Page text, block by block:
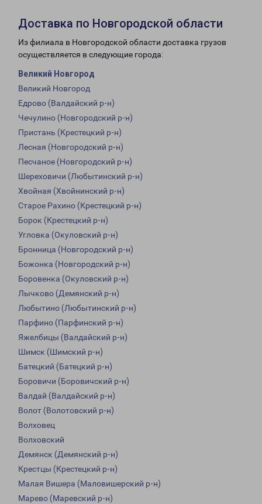
Доставка по Новгородской области
Из филиала в Новгородской области доставка грузов
осуществляется в следующие города:
Великий Новгород
Великий Новгород
Едрово (Валдайский р-н)
Чечулино (Новгородский р-н)
Пристань (Крестецкий р-н)
Лесная (Новгородский р-н)
Песчаное (Новгородский р-н)
Шереховичи (Любытинский р-н)
Хвойная (Хвойнинский р-н)
Старое Рахино (Крестецкий р-н)
Борок (Крестецкий р-н)
Угловка (Окуловский р-н)
Бронница (Новгородский р-н)
Божонка (Новгородский р-н)
Боровенка (Окуловский р-н)
Лычково (Демянский р-н)
Любытино (Любытинский р-н)
Парфино (Парфинский р-н)
Яжелбицы (Валдайский р-н)
Шимск (Шимский р-н)
Батецкий (Батецкий р-н)
Боровичи (Боровичский р-н)
Валдай (Валдайский р-н)
Волот (Волотовский р-н)
Волховец
Волховский
Демянск (Демянский р-н)
Крестцы (Крестецкий р-н)
Малая Вишера (Маловишерский р-н)
Марево (Маревский р-н)